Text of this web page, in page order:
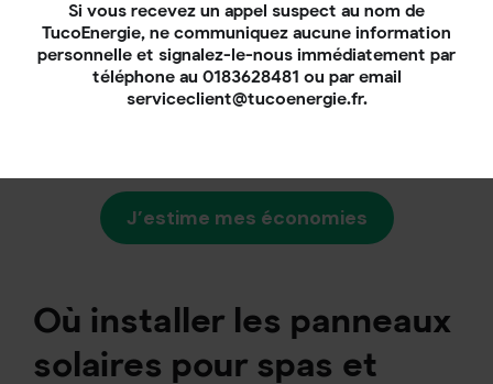
Pour renforcer l’efficacité des panneaux solaires et
réduire encore plus les coûts énergétiques liés à
l’utilisation des spas et jacuzzis, il est conseillé de
recouvrir le bassin par une couverture isothermique
lorsqu’il n’est pas utilisé pour éviter autant que
J’estime mes économies
Où installer les panneaux
solaires pour spas et
Si vous recevez un appel suspect au nom de
TucoEnergie, ne communiquez aucune information
personnelle et signalez-le-nous immédiatement par
téléphone au 0183628481 ou par email
serviceclient@tucoenergie.fr.